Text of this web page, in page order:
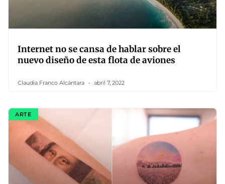
Internet no se cansa de hablar sobre el
nuevo diseño de esta flota de aviones
Claudia Franco Alcántara abril 7, 2022
ARTE